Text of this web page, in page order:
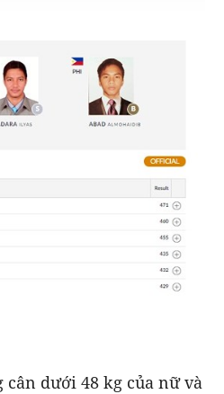
cân dưới 48 kg của nữ và